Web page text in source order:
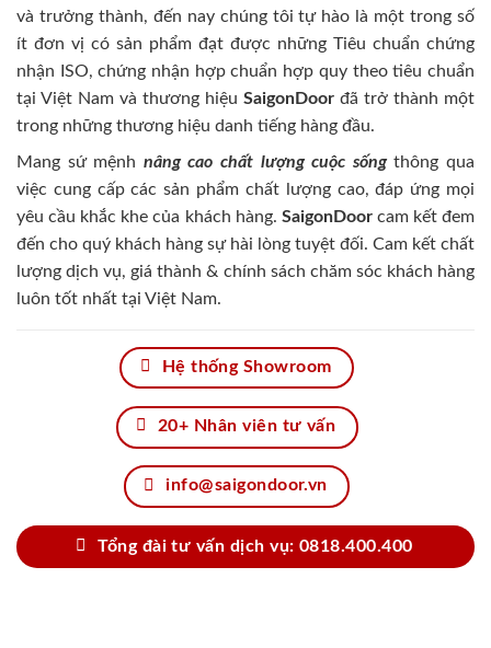
và trưởng thành, đến nay chúng tôi tự hào là một trong số
ít đơn vị có sản phẩm đạt được những Tiêu chuẩn chứng
nhận ISO, chứng nhận hợp chuẩn hợp quy theo tiêu chuẩn
tại Việt Nam và thương hiệu SaigonDoor đã trở thành một
trong những thương hiệu danh tiếng hàng đầu.
Mang sứ mệnh nâng cao chất lượng cuộc sốngthông qua
việc cung cấp các sản phẩm chất lượng cao, đáp ứng mọi
yêu cầu khắc khe của khách hàng. SaigonDoorcam kết đem
đến cho quý khách hàng sự hài lòng tuyệt đối. Cam kết chất
lượng dịch vụ, giá thành & chính sách chăm sóc khách hàng
luôn tốt nhất tại Việt Nam.
Hệ thống Showroom
20+ Nhân viên tư vấn
info@saigondoor.vn
Tổng đài tư vấn dịch vụ: 0818.400.400